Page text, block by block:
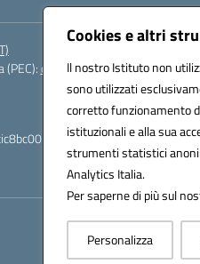
Cookies e altri
Il nostro Istituto non
sono utilizzati
corretto funzionamento
istituzionali e alla sua
strumenti statistici
Analytics Italia.
Per saperne di più sul
Personalizza
ctic8bc002@pec.istruzione.it